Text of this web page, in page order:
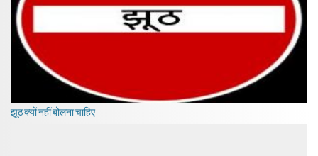
झूठ क्यों नहीं बोलना चाहिए